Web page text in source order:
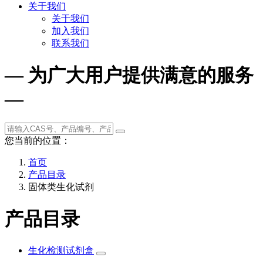
关于我们
关于我们
加入我们
联系我们
— 为广大用户提供满意的服务
—
您当前的位置：
首页
产品目录
固体类生化试剂
产品目录
生化检测试剂盒